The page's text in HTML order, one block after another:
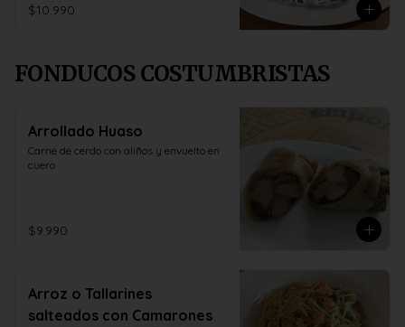
$10.990
FONDUCOS COSTUMBRISTAS
Arrollado Huaso
Carne de cerdo con aliños y envuelto en
cuero
$9.990
Arroz o Tallarines
salteados con Camarones